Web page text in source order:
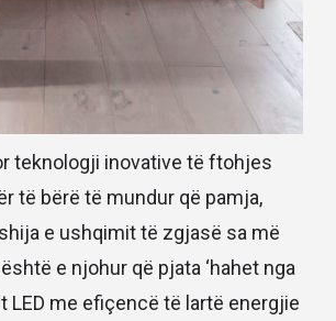
teknologji inovative të ftohjes
të bërë të mundur që pamja,
e ushqimit të zgjasë sa më
e njohur që pjata ‘hahet nga
LED me efiçencë të lartë energjie